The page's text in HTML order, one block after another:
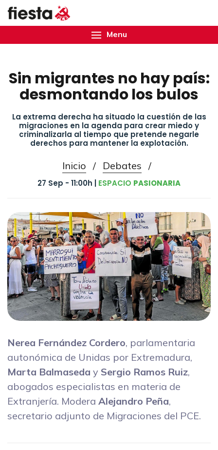
Menu
Sin migrantes no hay país:
desmontando los bulos
La extrema derecha ha situado la cuestión de las
migraciones en la agenda para crear miedo y
criminalizarla al tiempo que pretende negarle
derechos para mantener la explotación.
Inicio / Debates /
27 Sep - 11:00h | ESPACIO PASIONARIA
Nerea Fernández Cordero, parlamentaria
autonómica de Unidas por Extremadura,
Marta Balmaseda y Sergio Ramos Ruiz,
abogados especialistas en materia de
Extranjería. Modera Alejandro Peña,
secretario adjunto de Migraciones del PCE.